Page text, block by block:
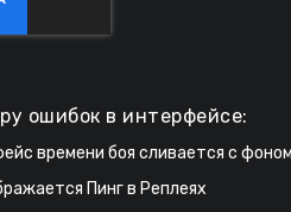
ошибок в интерфейсе:
времени боя сливается с
Пинг в Реплеях